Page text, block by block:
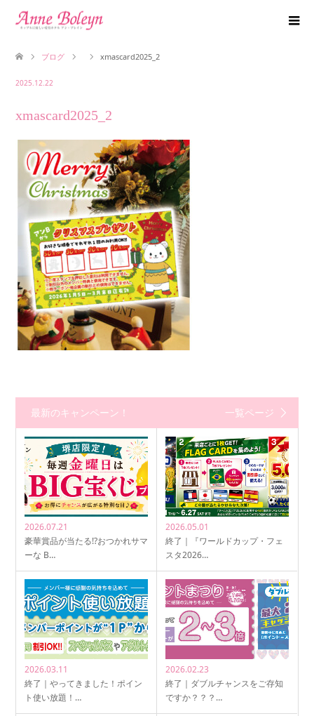
ブログ xmascard2025_2
2025.12.22
xmascard2025_2
最新のキャンペーン！ 一覧ページ
2026.07.21
豪華賞品が当たる!?おつかれサマ
ーな B…
2026.05.01
終了｜『ワールドカップ・フェ
スタ2026…
2026.03.11
終了｜やってきました！ポイン
ト使い放題！…
2026.02.23
終了｜ダブルチャンスをご存知
ですか？？？…